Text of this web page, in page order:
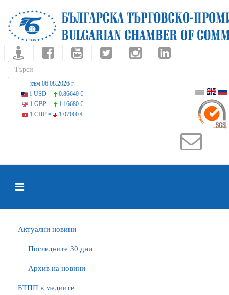
към 06.08.2026 г.
1 USD =
0.86640 €
1 GBP =
1.16680 €
1 CHF =
1.07000 €
Актуални новини
Последните 30 дни
Архив на новини
БTПП в медиите